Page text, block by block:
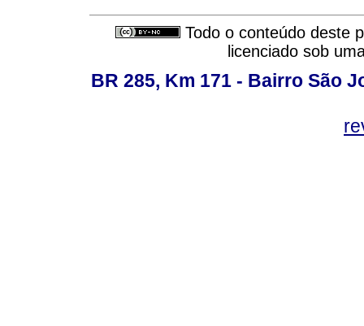
Todo o conteúdo deste
licenciado sob
BR 285, Km 171 - Bairro São